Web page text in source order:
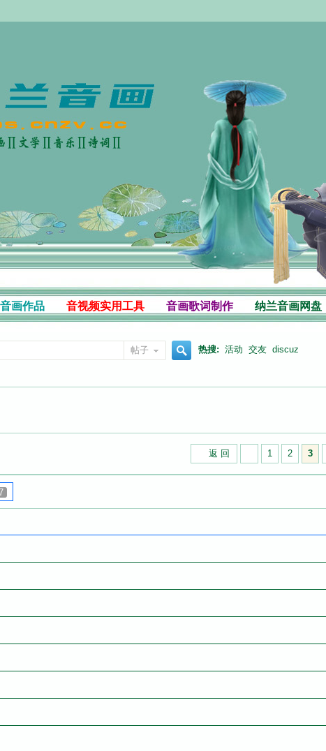
音画作品 音视频实用工具 音画歌词制作 纳兰音画网盘
帖子
索
热搜: 活动 交友 discuz
1 2 3
返 回